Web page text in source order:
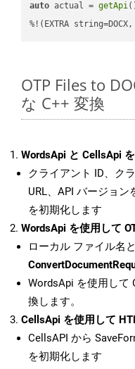
auto actual = getApi
%!(EXTRA
OTP Files to
な C++ 変換
WordsApi と CellsApi
クライアント ID、ク
URL、API バージョン
を初期化します
WordsApi を使用して
ローカル ファイル名
WordsApi を使用して
換します。
CellsApi を使用して
CellsAPI から
を初期化します